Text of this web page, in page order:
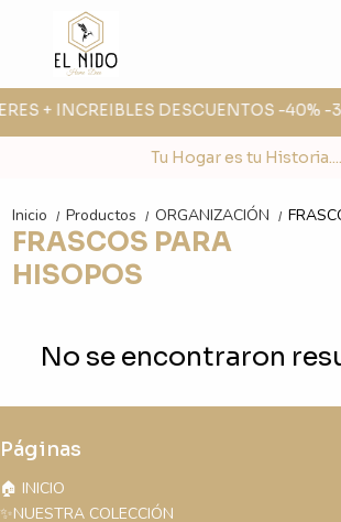
+ INCREIBLES DESCUENTOS -40% -
Tu Hogar es tu Historia....
Inicio / Productos / ORGANIZACIÓN /
FRASCOS PARA
HISOPOS
No se encontraron
Páginas
🏠 INICIO
✨NUESTRA COLECCIÓN